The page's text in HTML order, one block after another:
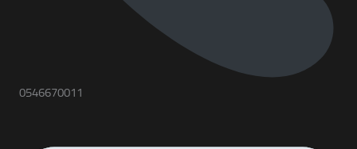
0546670011